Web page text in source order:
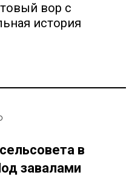
вор с
история
в
завалами